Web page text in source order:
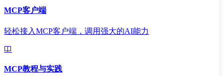
MCP客户端
轻松接入MCP客户端，调用强大的AI能力
MCP教程与实践